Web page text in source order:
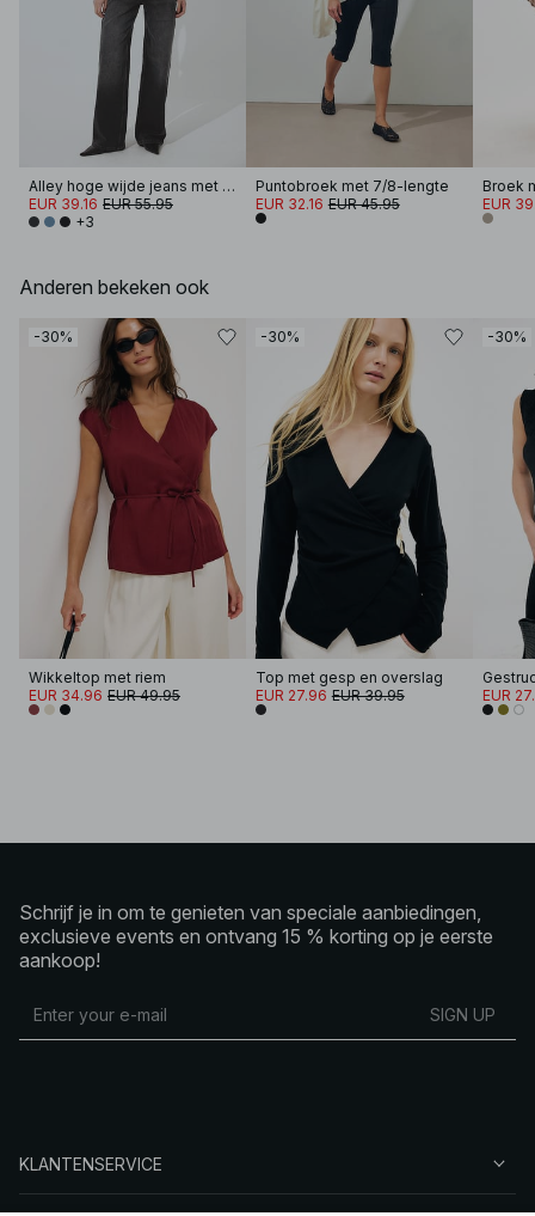
Alley hoge wijde jeans met hoge taille
EUR 39.16 EUR 55.95
+3
Puntobroek met 7/8-lengte
EUR 32.16 EUR 45.95 EUR
Anderen bekeken ook
-30%
Wikkeltop met riem
EUR 34.96 EUR 49.95
-30%
Top met gesp en overslag
EUR 27.96 EUR 39.95
-30%
EUR
Schrijf je in om te genieten van speciale aanbiedingen,
exclusieve events en ontvang 15 % korting op je eerste
aankoop!
SIGN UP
KLANTENSERVICE